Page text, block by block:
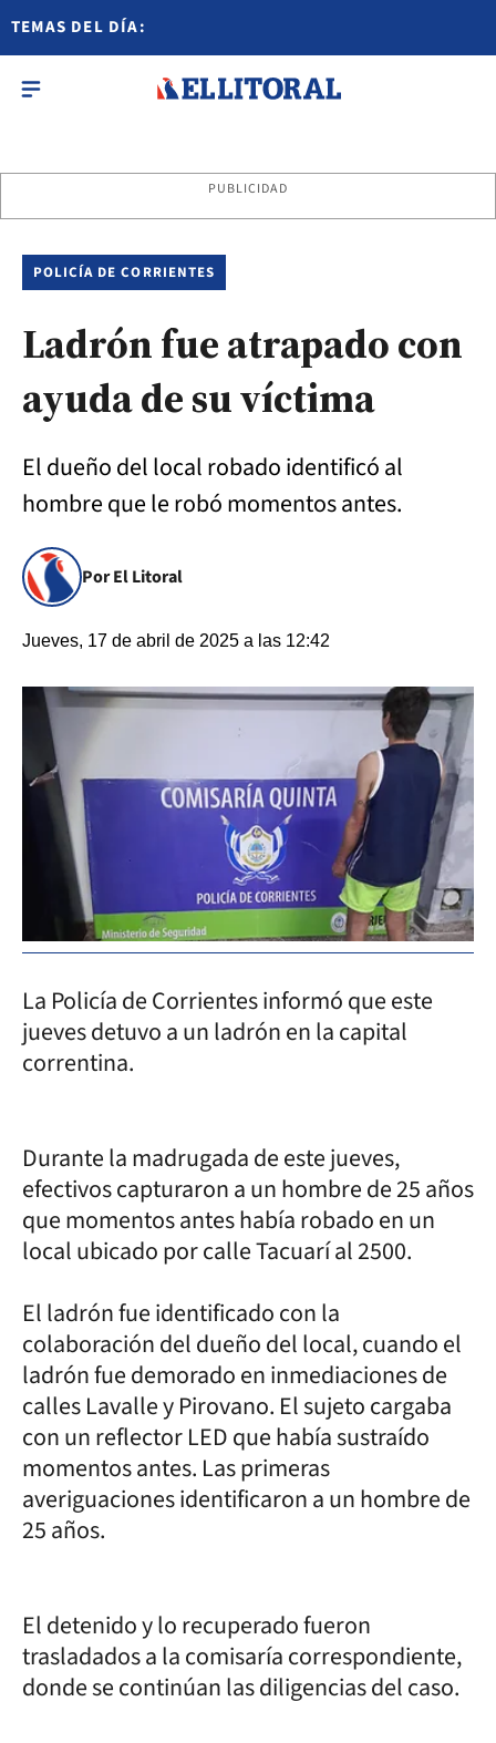
TEMAS DEL DÍA:
PUBLICIDAD
POLICÍA DE CORRIENTES
Ladrón fue atrapado con
ayuda de su víctima
El dueño del local robado identificó al
hombre que le robó momentos antes.
Por El Litoral
Jueves, 17 de abril de 2025 a las 12:42
La Policía de Corrientes informó que este
jueves detuvo a un ladrón en la capital
correntina.
Durante la madrugada de este jueves,
efectivos capturaron a un hombre de 25 años
que momentos antes había robado en un
local ubicado por calle Tacuarí al 2500.
El ladrón fue identificado con la
colaboración del dueño del local, cuando el
ladrón fue demorado en inmediaciones de
calles Lavalle y Pirovano. El sujeto cargaba
con un reflector LED que había sustraído
momentos antes. Las primeras
averiguaciones identificaron a un hombre de
25 años.
El detenido y lo recuperado fueron
trasladados a la comisaría correspondiente,
donde se continúan las diligencias del caso.